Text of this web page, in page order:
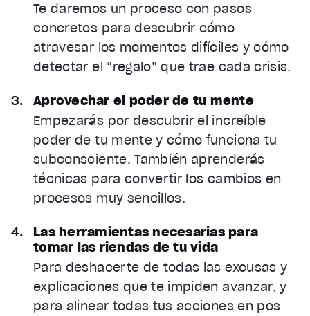
Te daremos un proceso con pasos
concretos para descubrir cómo
atravesar los momentos difíciles y cómo
detectar el “regalo” que trae cada crisis.
Aprovechar el poder de tu mente
Empezarás por descubrir el increíble
poder de tu mente y cómo funciona tu
subconsciente. También aprenderás
técnicas para convertir los cambios en
procesos muy sencillos.
Las herramientas necesarias para
tomar las riendas de tu vida
Para deshacerte de todas las excusas y
explicaciones que te impiden avanzar, y
para alinear todas tus acciones en pos